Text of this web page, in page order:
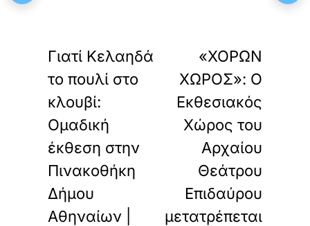
Γιατί Κελαηδά
το πουλί στο
κλουβί:
Ομαδική
έκθεση στην
Πινακοθήκη
Δήμου
Αθηναίων |
«ΧΟΡΩΝ
ΧΩΡΟΣ»: Ο
Εκθεσιακός
Χώρος του
Αρχαίου
Θεάτρου
Επιδαύρου
μετατρέπεται